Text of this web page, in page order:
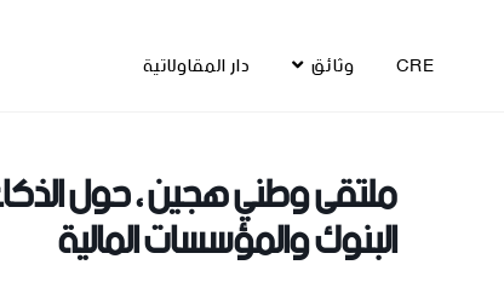
CRE وثائق دار المقاولاتية
ملتقى وطني هجين ، حول
البنوك والمؤسسات المالية